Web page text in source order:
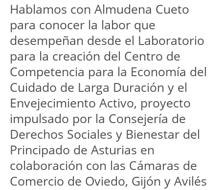
Hablamos con Almudena Cueto
para conocer la labor que
desempeñan desde el Laboratorio
para la creación del Centro de
Competencia para la Economía del
Cuidado de Larga Duración y el
Envejecimiento Activo, proyecto
impulsado por la Consejería de
Derechos Sociales y Bienestar del
Principado de Asturias en
colaboración con las Cámaras de
Comercio de Oviedo, Gijón y Avilés